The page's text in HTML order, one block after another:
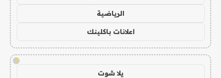
الرياضية
اعلانات باكلينك
!
يلا شوت